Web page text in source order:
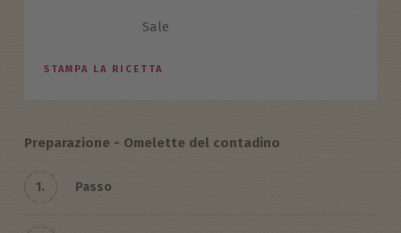
Sale
STAMPA LA RICETTA
Preparazione - Omelette del contadino
1. Passo